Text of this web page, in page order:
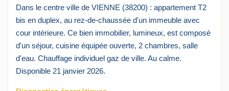
Dans le centre ville de VIENNE (38200) : appartement T2
bis en duplex, au rez-de-chaussée d'un immeuble avec
cour intérieure. Ce bien immobilier, lumineux, est composé
d'un séjour, cuisine équipée ouverte, 2 chambres, salle
d'eau. Chauffage individuel gaz de ville. Au calme.
Disponible 21 janvier 2026.